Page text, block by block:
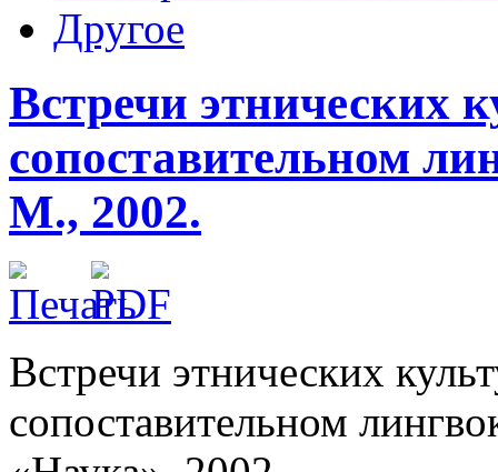
Другое
Встречи этнических
сопоставительном
М., 2002.
Встречи этнических
сопоставительном